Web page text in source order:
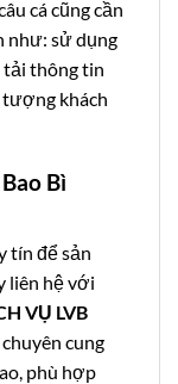
cá cũng cần
như: sử dụng
tải thông tin
tượng khách
Bì
tín để sản
liên hệ với
VỤ LVB
cung
phù hợp